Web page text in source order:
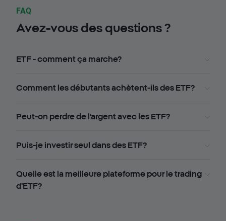
FAQ
Avez-vous des questions ?
ETF - comment ça marche?
Comment les débutants achètent-ils des ETF?
Peut-on perdre de l'argent avec les ETF?
Puis-je investir seul dans des ETF?
Quelle est la meilleure plateforme pour le trading
d'ETF?